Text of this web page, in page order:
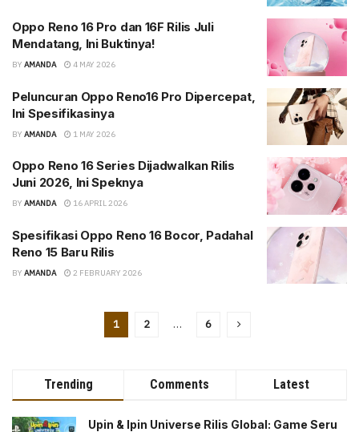
Oppo Reno 16 Pro dan 16F Rilis Juli
Mendatang, Ini Buktinya!
BY AMANDA 4 MAY 2026
Peluncuran Oppo Reno16 Pro Dipercepat,
Ini Spesifikasinya
BY AMANDA 1 MAY 2026
Oppo Reno 16 Series Dijadwalkan Rilis
Juni 2026, Ini Speknya
BY AMANDA 16 APRIL 2026
Spesifikasi Oppo Reno 16 Bocor, Padahal
Reno 15 Baru Rilis
BY AMANDA 2 FEBRUARY 2026
1 2 … 6
Trending Comments Latest
Upin & Ipin Universe Rilis Global: Game Seru